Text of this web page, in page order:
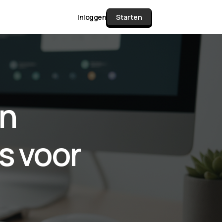
Matrix
alle pakketten en mogelijkheden
documenten verzamelen en facturen
& klant dashboard.
Inloggen Starten
voor